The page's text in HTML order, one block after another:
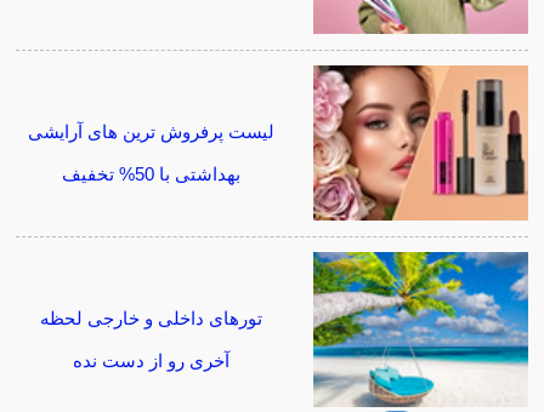
لیست پرفروش ترین های آرایشی
بهداشتی با 50% تخفیف
تورهای داخلی و خارجی لحظه
آخری رو از دست نده